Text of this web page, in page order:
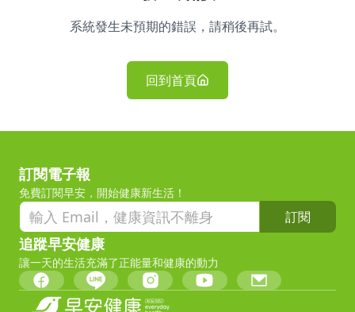
系統發生未預期的錯誤，請稍後再試。
回到首頁
訂閱電子報
免費訂閱早安，開始健康新生活！
訂閱
追蹤早安健康
讓一天的生活充滿了正能量和健康的動力